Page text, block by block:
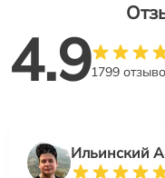
4.91799
Ильинский